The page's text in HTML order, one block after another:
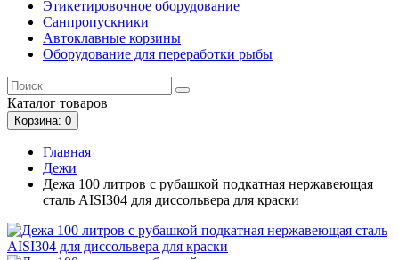
Этикетировочное оборудование
Санпропускники
Автоклавные корзины
Оборудование для переработки рыбы
Каталог товаров
Корзина: 0
Главная
Дежи
Дежа 100 литров с рубашкой подкатная нержавеющая
сталь AISI304 для диссольвера для краски